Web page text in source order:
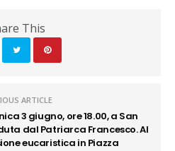
This
ARTICLE
3 giugno, ore 18.00, a San
dal Patriarca Francesco. Al
eucaristica in Piazza